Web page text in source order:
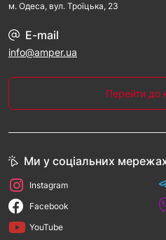
м. Одеса, вул. Троїцька, 23
E-mail
info@amper.ua
Перейти до
Ми у соціальних
Instagram
Facebook
YouTube